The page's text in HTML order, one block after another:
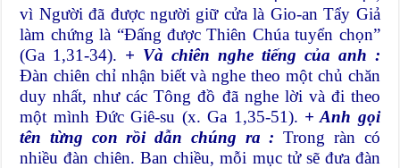
vì Người đã được người giữ cửa là Gio-an Tẩy Giả
làm chứng là “Đấng được Thiên Chúa tuyển chọn”
(Ga 1,31-34). + Và chiên nghe tiếng của anh :
Đàn chiên chỉ nhận biết và nghe theo một chủ chăn
duy nhất, như các Tông đồ đã nghe lời và đi theo
một mình Đức Giê-su (x. Ga 1,35-51). + Anh gọi
tên từng con rồi dẫn chúng ra : Trong ràn có
nhiều đàn chiên. Ban chiều, mỗi mục tử sẽ đưa đàn